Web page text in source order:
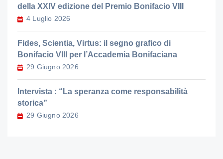
della XXIV edizione del Premio Bonifacio VIII
4 Luglio 2026
Fides, Scientia, Virtus: il segno grafico di
Bonifacio VIII per l’Accademia Bonifaciana
29 Giugno 2026
Intervista : “La speranza come responsabilità
storica”
29 Giugno 2026